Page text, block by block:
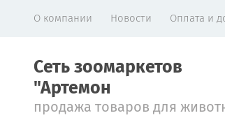
О компании Новости Оплата и
Сеть зоомаркетов
"Артемон
продажа товаров для